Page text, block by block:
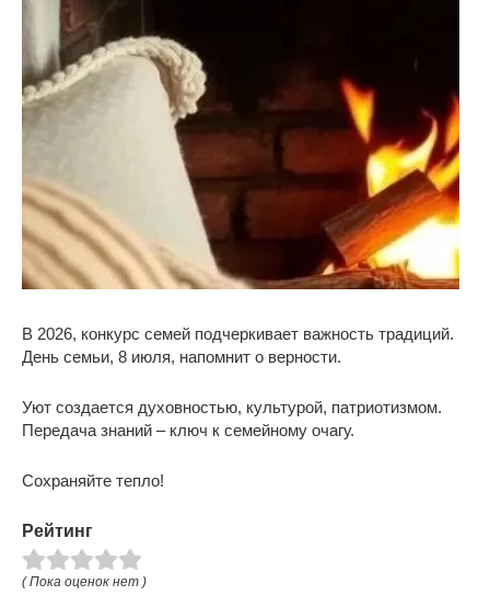
В 2026, конкурс семей подчеркивает важность традиций.
День семьи, 8 июля, напомнит о верности.
Уют создается духовностью, культурой, патриотизмом.
Передача знаний – ключ к семейному очагу.
Сохраняйте тепло!
Рейтинг
( Пока оценок нет )